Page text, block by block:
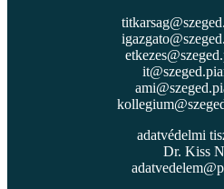
adatvédelmi
Dr. Kiss